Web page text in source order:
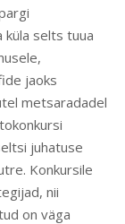
küla selts tuua
jaoks
metsaradadel
juhatuse
Konkursile
nii
on väga